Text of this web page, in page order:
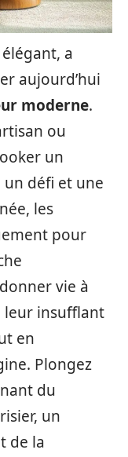
a
aujourd’hui
moderne.
ou
un
défi et une
les
pour
vie à
leur insufflant
en
Plongez
du
un
de la